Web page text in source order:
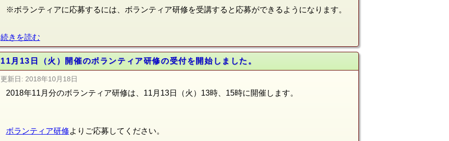
※ボランティアに応募するには、ボランティア研修を受講すると応募ができるようになります。
続きを読む
11月13日（火）開催のボランティア研修の受付を開始しました。
更新日: 2018年10月18日
2018年11月分のボランティア研修は、11月13日（火）13時、15時に開催します。
ボランティア研修よりご応募してください。